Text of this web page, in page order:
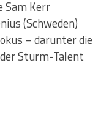
Sam Kerr
(Schweden)
– darunter die
Sturm-Talent